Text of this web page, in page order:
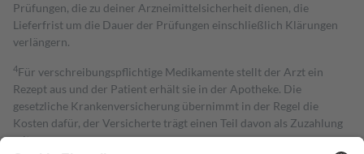
Prüfungen, die zu deiner Arzneimittelsicherheit dienen, die
Lieferfrist um die Dauer der Prüfungen einschließlich Klärungen
verlängern.
4Für verschreibungspflichtige Medikamente stellt der Arzt ein
Rezept aus und der Patient erhält sie in der Apotheke. Die
gesetzliche Krankenversicherung übernimmt in der Regel die
Kosten dafür, der Versicherte trägt einen Teil davon als Zuzahlung
mit.